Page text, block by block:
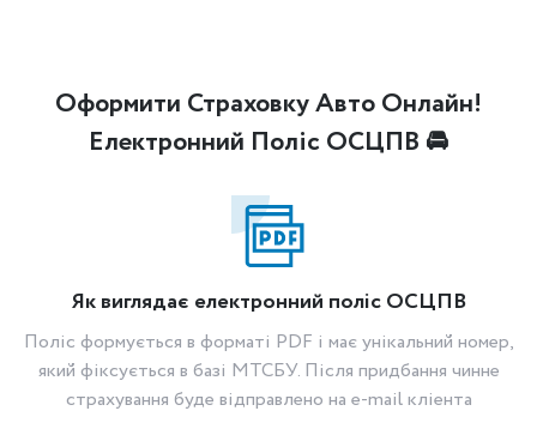
Оформити Страховку Авто Онлайн!
Електронний Поліс ОСЦПВ 🚘
Як виглядає електронний поліс ОСЦПВ
Поліс формується в форматі PDF і має унікальний номер,
який фіксується в базі МТСБУ. Після придбання чинне
страхування буде відправлено на e-mail кліента